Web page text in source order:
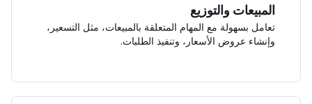
المبيعات والتوزيع
تعامل بسهولة مع المهام المتعلقة بالمبيعات، مثل التسعير،
وإنشاء عروض الأسعار، وتنفيذ الطلبات.